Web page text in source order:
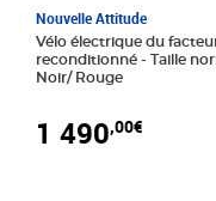
Nouvelle Attitude
Vélo électrique du
reconditionné - Taille normale -
Noir/ Rouge
1 490,00€